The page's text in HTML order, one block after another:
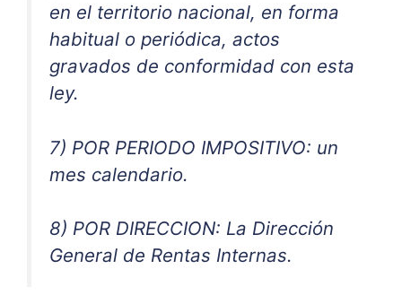
en el territorio nacional, en forma
habitual o periódica, actos
gravados de conformidad con esta
ley.
7) POR PERIODO IMPOSITIVO: un
mes calendario.
8) POR DIRECCION: La Dirección
General de Rentas Internas.